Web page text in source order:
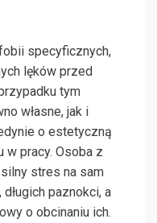
specyficznych,
lęków przed
tym
własne, jak i
o estetyczną
w pracy. Osoba z
stres na sam
paznokci, a
o obcinaniu ich.